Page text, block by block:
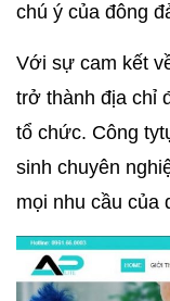
chú ý của đông
Với sự cam kết
trở thành địa chỉ
tổ chức. Công
sinh chuyên
mọi nhu cầu của